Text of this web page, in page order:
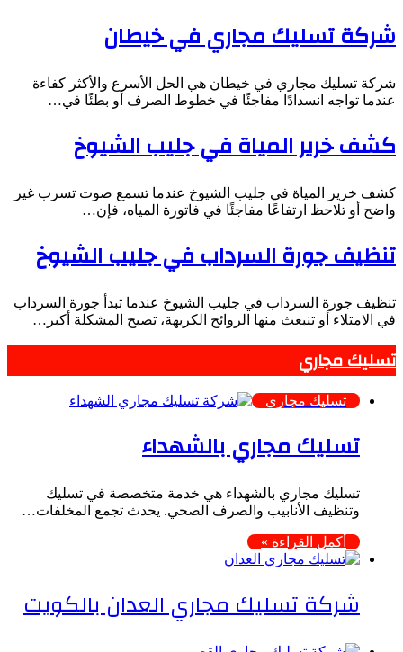
شركة تسليك مجاري في خيطان
شركة تسليك مجاري في خيطان هي الحل الأسرع والأكثر كفاءة
عندما تواجه انسدادًا مفاجئًا في خطوط الصرف أو بطئًا في…
كشف خرير المياة في جليب الشيوخ
كشف خرير المياة في جليب الشيوخ عندما تسمع صوت تسرب غير
واضح أو تلاحظ ارتفاعًا مفاجئًا في فاتورة المياه، فإن…
تنظيف جورة السرداب في جليب الشيوخ
تنظيف جورة السرداب في جليب الشيوخ عندما تبدأ جورة السرداب
في الامتلاء أو تنبعث منها الروائح الكريهة، تصبح المشكلة أكبر…
تسليك مجاري
تسليك مجاري
تسليك مجاري بالشهداء
تسليك مجاري بالشهداء هي خدمة متخصصة في تسليك
وتنظيف الأنابيب والصرف الصحي. يحدث تجمع المخلفات…
أكمل القراءة »
شركة تسليك مجاري العدان بالكويت